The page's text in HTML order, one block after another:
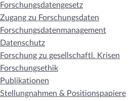
Forschungsdatengesetz
Zugang zu Forschungsdaten
Forschungsdatenmanagement
Datenschutz
Forschung zu gesellschaftl. Krisen
Forschungsethik
Publikationen
Stellungnahmen & Positionspapiere